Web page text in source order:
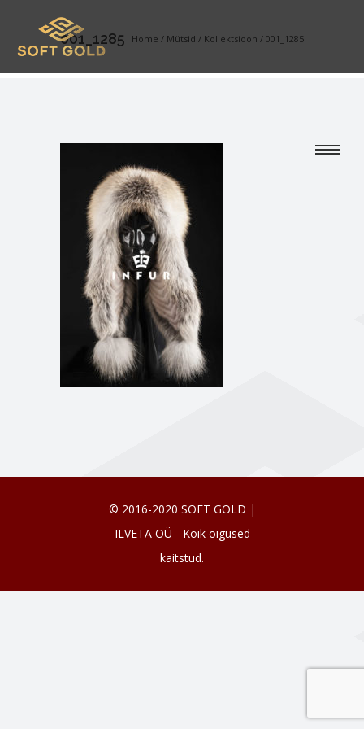
001_1285 Home / Mütsid / Kollektsioon / 001_1285
© 2016-2020 SOFT GOLD |
ILVETA OÜ - Kõik õigused
kaitstud.